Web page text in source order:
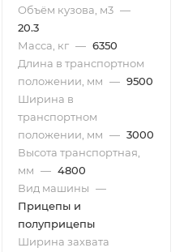
Объём кузова, м3 —
20.3
Масса, кг — 6350
Длина в транспортном
положении, мм — 9500
Ширина в
транспортном
положении, мм — 3000
Высота транспортная,
мм — 4800
Вид машины —
Прицепы и
полуприцепы
Ширина захвата